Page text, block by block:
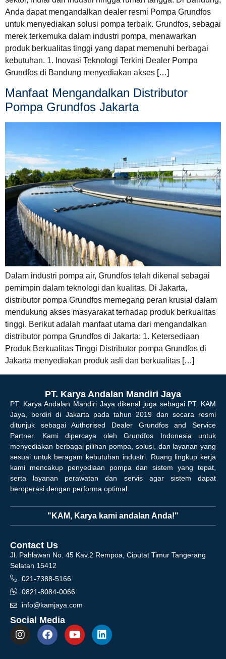
Anda dapat mengandalkan dealer resmi Pompa Grundfos
untuk menyediakan solusi pompa terbaik. Grundfos, sebagai
merek terkemuka dalam industri pompa, menawarkan
produk berkualitas tinggi yang dapat memenuhi berbagai
kebutuhan. 1. Inovasi Teknologi Terkini Dealer Pompa
Grundfos di Bandung menyediakan akses […]
Manfaat Mengandalkan Distributor
Pompa Grundfos Jakarta
Dalam industri pompa air, Grundfos telah dikenal sebagai
pemimpin dalam teknologi dan kualitas. Di Jakarta,
distributor pompa Grundfos memegang peran krusial dalam
mendukung akses masyarakat terhadap produk berkualitas
tinggi. Berikut adalah manfaat utama dari mengandalkan
distributor pompa Grundfos di Jakarta: 1. Ketersediaan
Produk Berkualitas Tinggi Distributor pompa Grundfos di
Jakarta menyediakan produk asli dan berkualitas […]
PT. Karya Andalan Mandiri Jaya
PT. Karya Andalan Mandiri Jaya dikenal juga sebagai PT. KAM
Jaya, berdiri di Jakarta pada tahun 2019 dan secara resmi
ditunjuk sebagai Authorised Dealer Grundfos and Service
Partner. Kami dipercaya oleh Grundfos Indonesia untuk
menyediakan berbagai pilihan pompa, solusi, dan layanan yang
sesuai untuk beragam kebutuhan industri. Ruang lingkup kerja
kami mencakup penyediaan pompa dan sistem yang tepat,
serta layanan perawatan dan servis agar sistem dapat
beroperasi dengan performa optimal.
"KAM, Karya kami andalan Anda!"
Contact Us
Jl. Pahlawan No. 45 Kav.2 Rempoa, Ciputat Timur Tangerang
Selatan 15412
021-7388-5166
0821-8084-0066
info@kamjaya.com
Social Media